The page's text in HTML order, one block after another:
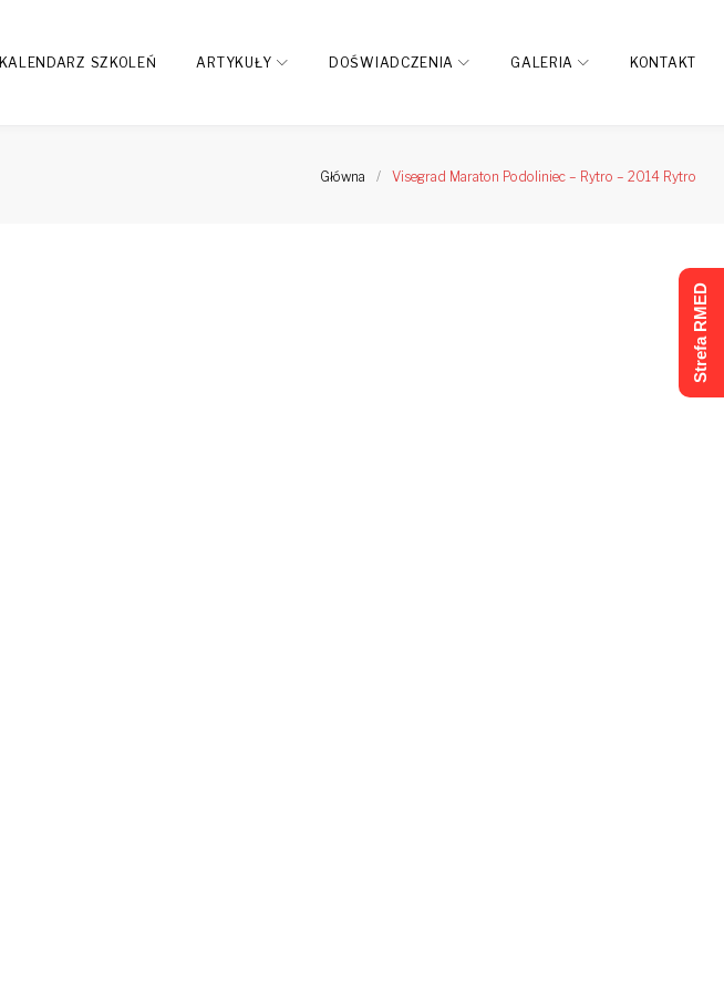
KALENDARZ SZKOLEŃ ARTYKUŁY DOŚWIADCZENIA GALERIA KONTAKT
Główna / Visegrad Maraton Podoliniec – Rytro – 2014 Rytro
Strefa RMED